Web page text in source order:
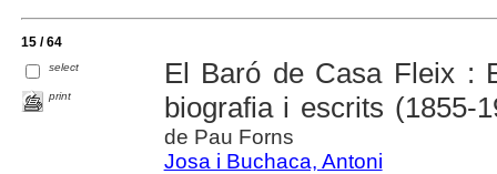
15 / 64
select
print
El Baró de Casa Fleix :
biografia i escrits (1855-
de Pau Forns
Josa i Buchaca, Antoni